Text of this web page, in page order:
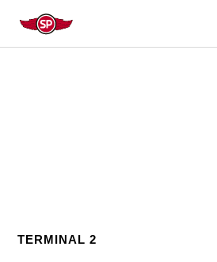
TERMINAL 2